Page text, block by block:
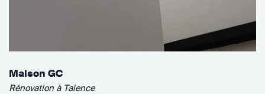
Maison GC
Rénovation à Talence